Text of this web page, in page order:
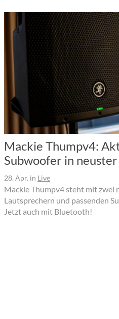
Mackie Thumpv4:
Subwoofer in
28. Apr. in Live
Mackie Thumpv4 steht mit zwei
Lautsprechern und passenden
Jetzt auch mit Bluetooth!